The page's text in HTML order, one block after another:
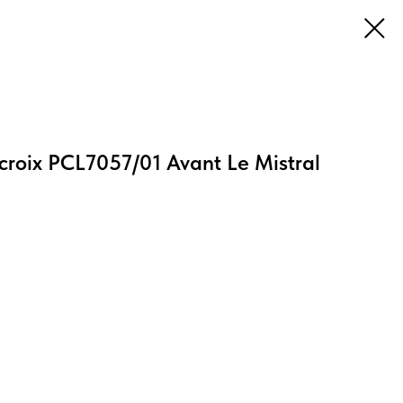
PCL7057/01 Avant Le Mistral